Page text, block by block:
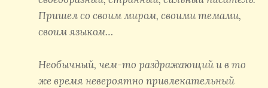
Пришел со своим миром, своими темами,
своим языком…
Необычный, чем-то раздражающий и в то
же время невероятно привлекательный